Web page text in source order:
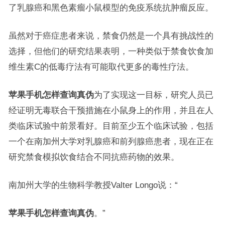
了乳腺癌和黑色素瘤小鼠模型的免疫系统抗肿瘤反应。
虽然对于癌症患者来说，禁食仍然是一个具有挑战性的
选择，但他们的研究结果表明，一种类似于禁食饮食加
维生素C的低毒疗法有可能取代更多的毒性疗法。
苹果手机怎样查询真伪为了实现这一目标，研究人员已
经证明无毒联合干预措施在小鼠身上的作用，并且在人
类临床试验中前景看好。目前至少五个临床试验，包括
一个在南加州大学对乳腺癌和前列腺癌患者，现在正在
研究禁食模拟饮食结合不同抗癌药物的效果。
南加州大学的生物科学教授Valter Longo说：“
苹果手机怎样查询真伪。”